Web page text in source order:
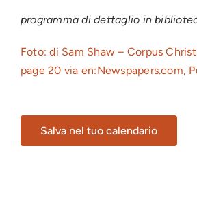
programma di dettaglio in
Foto: di Sam Shaw – Corpus
page 20 via en:Newspapers.com,
Salva nel tuo calendario